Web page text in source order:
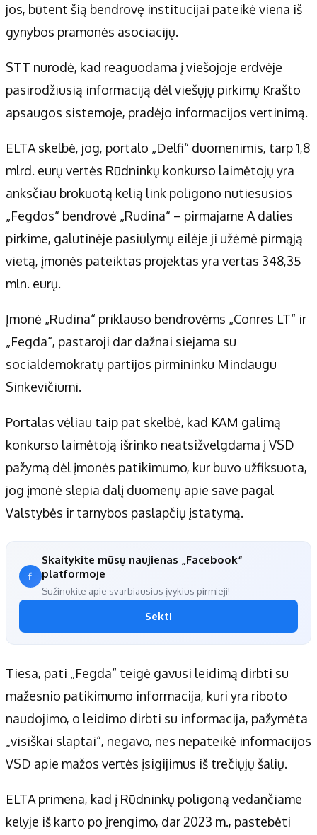
jos, būtent šią bendrovę institucijai pateikė viena iš
gynybos pramonės asociacijų.
STT nurodė, kad reaguodama į viešojoje erdvėje
pasirodžiusią informaciją dėl viešųjų pirkimų Krašto
apsaugos sistemoje, pradėjo informacijos vertinimą.
ELTA skelbė, jog, portalo „Delfi“ duomenimis, tarp 1,8
mlrd. eurų vertės Rūdninkų konkurso laimėtojų yra
anksčiau brokuotą kelią link poligono nutiesusios
„Fegdos“ bendrovė „Rudina“ – pirmajame A dalies
pirkime, galutinėje pasiūlymų eilėje ji užėmė pirmąją
vietą, įmonės pateiktas projektas yra vertas 348,35
mln. eurų.
Įmonė „Rudina“ priklauso bendrovėms „Conres LT“ ir
„Fegda“, pastaroji dar dažnai siejama su
socialdemokratų partijos pirmininku Mindaugu
Sinkevičiumi.
Portalas vėliau taip pat skelbė, kad KAM galimą
konkurso laimėtoją išrinko neatsižvelgdama į VSD
pažymą dėl įmonės patikimumo, kur buvo užfiksuota,
jog įmonė slepia dalį duomenų apie save pagal
Valstybės ir tarnybos paslapčių įstatymą.
Skaitykite mūsų naujienas „Facebook“
platformoje
Sužinokite apie svarbiausius įvykius pirmieji!
Sekti
Tiesa, pati „Fegda“ teigė gavusi leidimą dirbti su
mažesnio patikimumo informacija, kuri yra riboto
naudojimo, o leidimo dirbti su informacija, pažymėta
„visiškai slaptai“, negavo, nes nepateikė informacijos
VSD apie mažos vertės įsigijimus iš trečiųjų šalių.
ELTA primena, kad į Rūdninkų poligoną vedančiame
kelyje iš karto po įrengimo, dar 2023 m., pastebėti